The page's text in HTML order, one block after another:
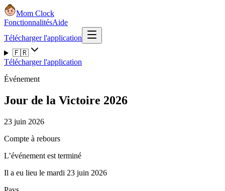
Mom Clock
FonctionnalitésAide
Télécharger l'application
🇫🇷
Télécharger l'application
Événement
Jour de la Victoire 2026
23 juin 2026
Compte à rebours
L’événement est terminé
Il a eu lieu le mardi 23 juin 2026